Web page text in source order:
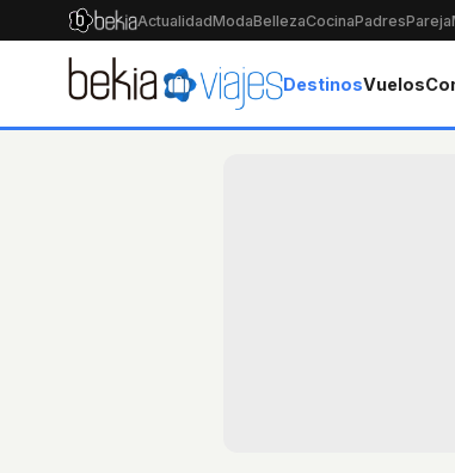
ActualidadModaBellezaCocinaPadresPareja
DestinosVuelos